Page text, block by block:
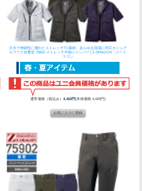
丈夫で伸縮性に優れたストレッチTC素材。あらゆる現場に対応カジュア
ルワーク自重堂 75910 ストレッチ半袖ジャンパー│Z-DRAGON・ジード
ラゴン
通常価格（税込み） 4,422円(本体価格:4,020円)